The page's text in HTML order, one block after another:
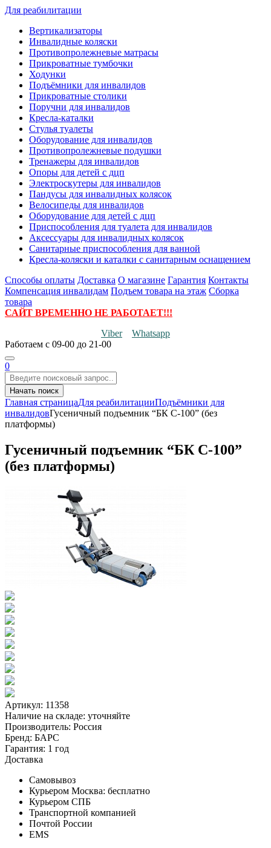
Для реабилитации
Вертикализаторы
Инвалидные коляски
Противопролежневые матрасы
Прикроватные тумбочки
Ходунки
Подъёмники для инвалидов
Прикроватные столики
Поручни для инвалидов
Кресла-каталки
Стулья туалеты
Оборудование для инвалидов
Противопролежневые подушки
Тренажеры для инвалидов
Опоры для детей с дцп
Электроскутеры для инвалидов
Пандусы для инвалидных колясок
Велосипеды для инвалидов
Оборудование для детей с дцп
Приспособления для туалета для инвалидов
Аксессуары для инвалидных колясок
Санитарные приспособления для ванной
Кресла-коляски и каталки с санитарным оснащением
Способы оплаты Доставка О магазине Гарантия Контакты
Компенсация инвалидам Подъем товара на этаж Сборка
товара
САЙТ ВРЕМЕННО НЕ РАБОТАЕТ!!!
Viber
Whatsapp
Работаем с 09-00 до 21-00
0
Начать поиск
Главная страницаДля реабилитацииПодъёмники для
инвалидовГусеничный подъемник “БК С-100” (без
платформы)
Гусеничный подъемник “БК С-100”
(без платформы)
Артикул: 11358
Наличие на складе: уточняйте
Производитель: Россия
Бренд: БАРС
Гарантия: 1 год
Доставка
Самовывоз
Курьером Москва: бесплатно
Курьером СПБ
Транспортной компанией
Почтой России
EMS